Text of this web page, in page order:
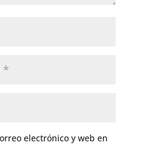
electrónico y web en